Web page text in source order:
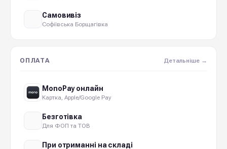
Самовивіз
Софіївська Борщагівка
ОПЛАТА Детальніше →
MonoPay онлайн
Картка, Apple/Google Pay
Безготівка
Для ФОП та ТОВ
При отриманні на складі